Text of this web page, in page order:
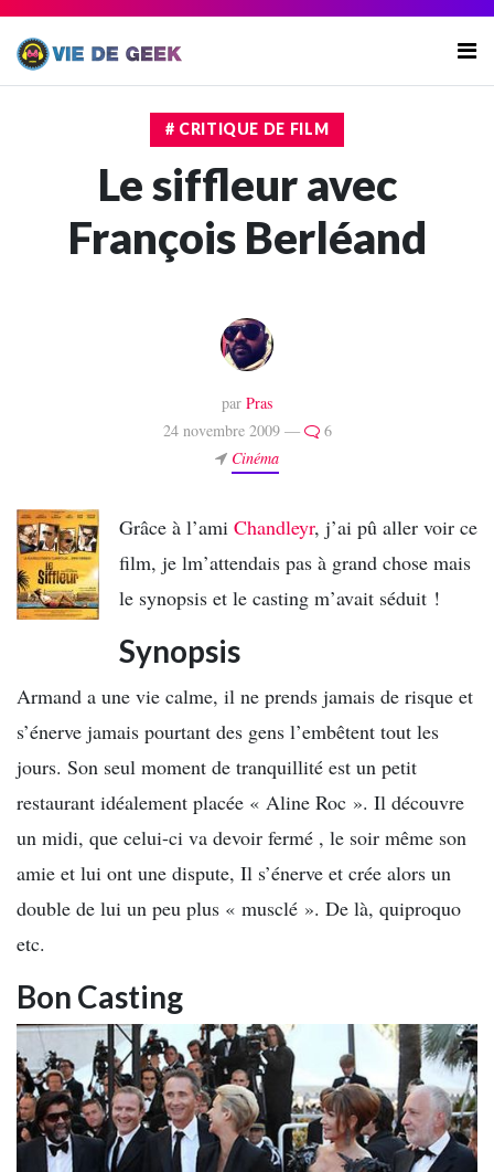
# CRITIQUE DE FILM
Le siffleur avec
François Berléand
par Pras
24 novembre 2009 —
6
Cinéma
Grâce à l’ami Chandleyr, j’ai pû aller voir ce
film, je lm’attendais pas à grand chose mais
le synopsis et le casting m’avait séduit !
Synopsis
Armand a une vie calme, il ne prends jamais de risque et
s’énerve jamais pourtant des gens l’embêtent tout les
jours. Son seul moment de tranquillité est un petit
restaurant idéalement placée « Aline Roc ». Il découvre
un midi, que celui-ci va devoir fermé , le soir même son
amie et lui ont une dispute, Il s’énerve et crée alors un
double de lui un peu plus « musclé ». De là, quiproquo
etc.
Bon Casting